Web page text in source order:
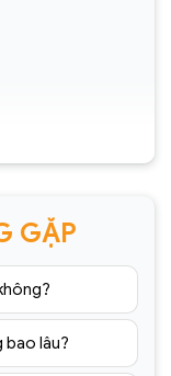
GẶP
bao lâu?